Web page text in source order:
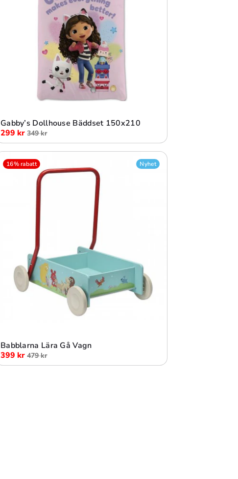
Gabby’s Dollhouse Bäddset 150x210
299 kr 349 kr
Lägg i varukorg
16% rabatt Nyhet
Babblarna Lära Gå Vagn
399 kr 479 kr